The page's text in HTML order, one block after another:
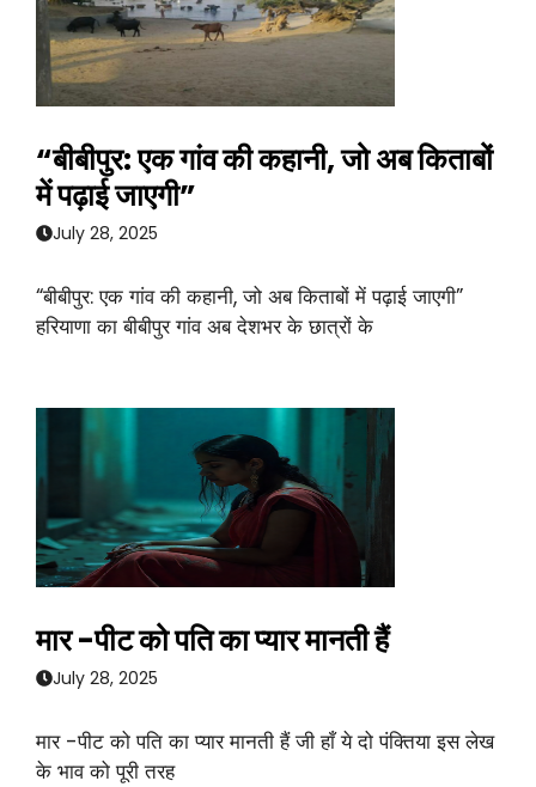
“बीबीपुर: एक गांव की कहानी, जो अब किताबों
में पढ़ाई जाएगी”
July 28, 2025
“बीबीपुर: एक गांव की कहानी, जो अब किताबों में पढ़ाई जाएगी”
हरियाणा का बीबीपुर गांव अब देशभर के छात्रों के
मार -पीट को पति का प्यार मानती हैं
July 28, 2025
मार -पीट को पति का प्यार मानती हैं जी हाँ ये दो पंक्तिया इस लेख
के भाव को पूरी तरह